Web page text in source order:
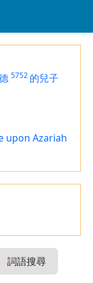
5752 的兒子
upon Azariah
詞語搜尋